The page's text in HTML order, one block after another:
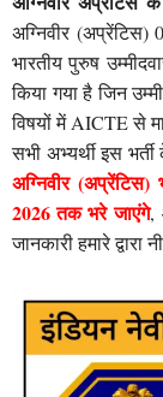
अग्निवीर (अप्रेंटिस)
भारतीय पुरुष
किया गया है जिन
विषयों में AICTE से
सभी अभ्यर्थी इस
अग्निवीर
2026 तक भरे जाएंगे,
जानकारी हमारे